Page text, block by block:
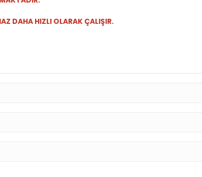
DAHA HIZLI OLARAK ÇALIŞIR.